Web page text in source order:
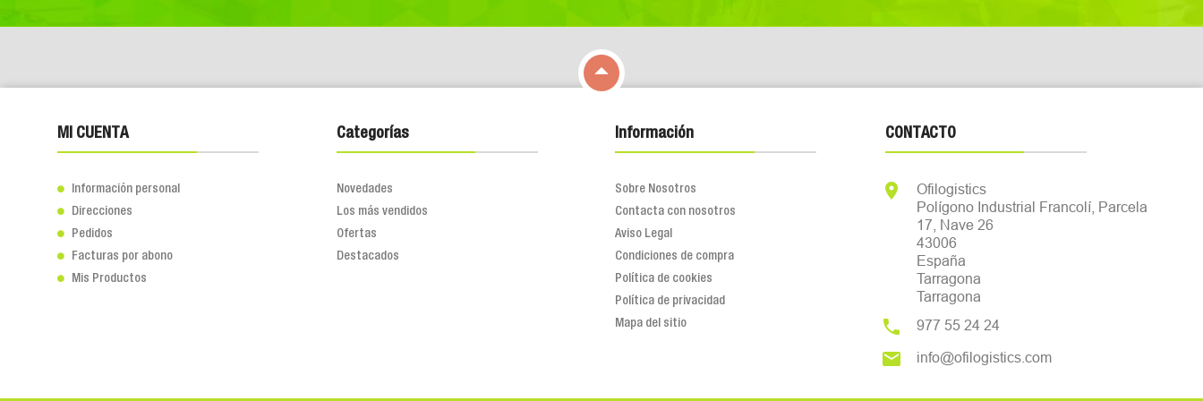

MI CUENTA
 Información personal
 Direcciones
 Pedidos
 Facturas por abono
 Mis Productos
Categorías
Novedades
Los más vendidos
Ofertas
Destacados
Información
Sobre Nosotros
Contacta con nosotros
Aviso Legal
Condiciones de compra
Política de cookies
Política de privacidad
Mapa del sitio
CONTACTO

Ofilogistics
Polígono Industrial Francolí, Parcela
17, Nave 26
43006
España
Tarragona
Tarragona
 977 55 24 24
 info@ofilogistics.com